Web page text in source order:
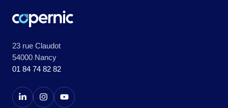
23 rue Claudot
54000 Nancy
01 84 74 82 82